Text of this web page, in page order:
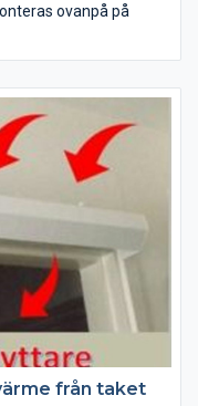
ovanpå på
från taket